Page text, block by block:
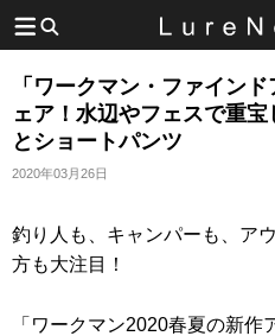
「ワークマン・ファイン
ェア！水辺やフェスで重
とショートパンツ
2020年03月26日
釣り人も、キャンパーも、ア
方も大注目！
「ワークマン2020春夏の新作